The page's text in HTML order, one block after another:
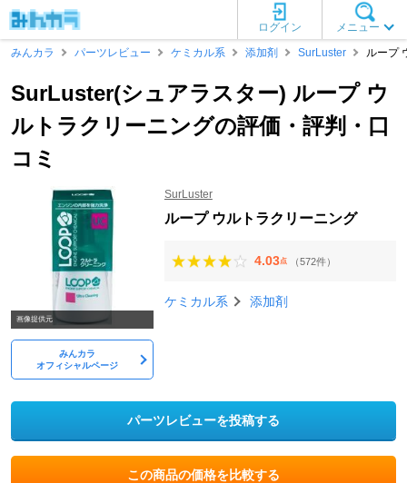
メニュー
ログイン
みんカラ
パーツレビュー ケミカル系 添加剤 SurLuster ループ
SurLuster(シュアラスター) ループ ウ
ルトラクリーニングの評価・評判・口
コミ
画像提供元
みんカラ
オフィシャルページ
SurLuster
ループ ウルトラクリーニング
4.03点 （572件）
ケミカル系 添加剤
パーツレビューを投稿する
この商品の価格を比較する